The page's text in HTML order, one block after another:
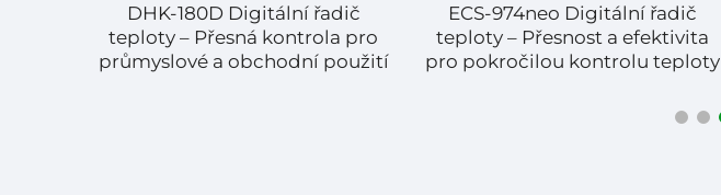
DHK-180D Digitální řadič
teploty – Přesná kontrola pro
průmyslové a obchodní použití
ECS-974neo Digitální řadič
teploty – Přesnost a efektivita
pro pokročilou kontrolu teploty